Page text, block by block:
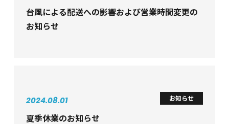
台風による配送への影響および営業時間変更の
お知らせ
2024.08.01 お知らせ
夏季休業のお知らせ